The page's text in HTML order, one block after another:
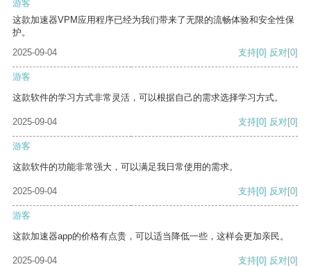
游客
这款加速器VPM应用程序已经为我们带来了无限的流畅体验和安全性保
护。
2025-09-04
支持[0] 反对[0]
游客
这款软件的学习方式非常灵活，可以根据自己的需求选择学习方式。
2025-09-04 支持[0] 反对[0]
游客
这款软件的功能非常强大，可以满足我日常使用的需求。
2025-09-04 支持[0] 反对[0]
游客
这款加速器app的价格有点贵，可以适当降低一些，这样会更加亲民。
2025-09-04 支持[0] 反对[0]